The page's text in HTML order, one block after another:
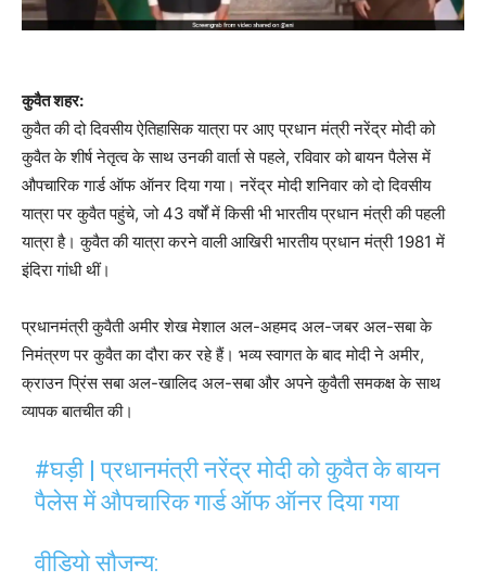
कुवैत शहर:
कुवैत की दो दिवसीय ऐतिहासिक यात्रा पर आए प्रधान मंत्री नरेंद्र मोदी को
कुवैत के शीर्ष नेतृत्व के साथ उनकी वार्ता से पहले, रविवार को बायन पैलेस में
औपचारिक गार्ड ऑफ ऑनर दिया गया। नरेंद्र मोदी शनिवार को दो दिवसीय
यात्रा पर कुवैत पहुंचे, जो 43 वर्षों में किसी भी भारतीय प्रधान मंत्री की पहली
यात्रा है। कुवैत की यात्रा करने वाली आखिरी भारतीय प्रधान मंत्री 1981 में
इंदिरा गांधी थीं।
प्रधानमंत्री कुवैती अमीर शेख मेशाल अल-अहमद अल-जबर अल-सबा के
निमंत्रण पर कुवैत का दौरा कर रहे हैं। भव्य स्वागत के बाद मोदी ने अमीर,
क्राउन प्रिंस सबा अल-खालिद अल-सबा और अपने कुवैती समकक्ष के साथ
व्यापक बातचीत की।
#घड़ी| प्रधानमंत्री नरेंद्र मोदी को कुवैत के बायन
पैलेस में औपचारिक गार्ड ऑफ ऑनर दिया गया
वीडियो सौजन्य: